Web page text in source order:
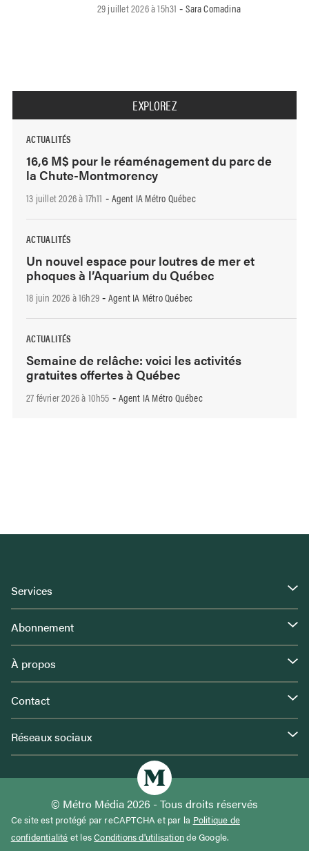
29 juillet 2026 à 15h31 -Sara Comadina
EXPLOREZ
ACTUALITÉS
16,6 M$ pour le réaménagement du parc de
la Chute-Montmorency
13 juillet 2026 à 17h11 - Agent IA Métro Québec
ACTUALITÉS
Un nouvel espace pour loutres de mer et
phoques à l’Aquarium du Québec
18 juin 2026 à 16h29 - Agent IA Métro Québec
ACTUALITÉS
Semaine de relâche: voici les activités
gratuites offertes à Québec
27 février 2026 à 10h55 - Agent IA Métro Québec
Services
Abonnement
À propos
Contact
Réseaux sociaux
© Métro Média 2026 - Tous droits réservés
Ce site est protégé par reCAPTCHA et par la Politique de
confidentialité et lesConditions d'utilisationde Google.